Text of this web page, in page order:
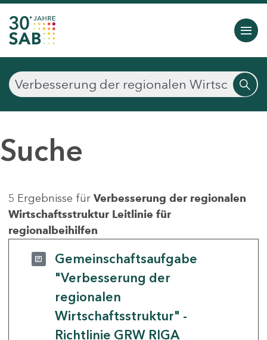
Suche
5 Ergebnisse für Verbesserung der regionalen
Wirtschaftsstruktur Leitlinie für
regionalbeihilfen
Gemeinschaftsaufgabe
"Verbesserung der
regionalen
Wirtschaftsstruktur" -
Richtlinie GRW RIGA